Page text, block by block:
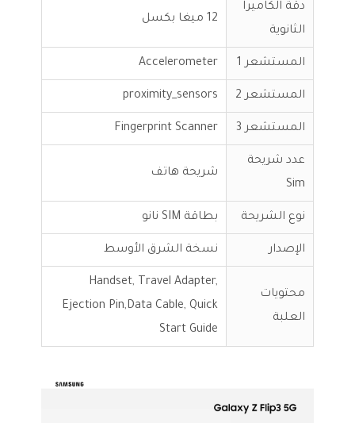
دقة الكاميرا
الثانوية
12 ميغا بكسل
المستشعر 1 Accelerometer
المستشعر 2 proximity_sensors
المستشعر 3 Fingerprint Scanner
عدد شريحة
Sim
شريحة هاتف
نوع الشريحة بطاقة SIM نانو
الإصدار نسخة الشرق الأوسط
محتويات
العلبة
Handset, Travel Adapter,
Ejection Pin,Data Cable, Quick
Start Guide